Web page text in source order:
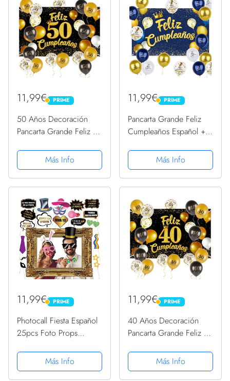
11,99€ PRIME
PRIME
50 Años Decoración
Pancarta Grande Feliz 50
15pcs Globos Photocall
50 Cumpleaños Fiesta
Cartel Oro Negro
Más Info
11,99€ PRIME
PRIME
Pancarta Grande Feliz
Cumpleaños Español +
Decoración Fiesta
Cumpleaños Cartel Azul
Más Info
11,99€ PRIME
PRIME
Photocall Fiesta Español
25pcs Foto Props
Fotocol Photocall Frases
Graciosas para Fiesta
Más Info
11,99€ PRIME
PRIME
40 Años Decoración
Pancarta Grande Feliz 40
15pcs Globos Photocall
40 Cumpleaños Fiesta
Más Info